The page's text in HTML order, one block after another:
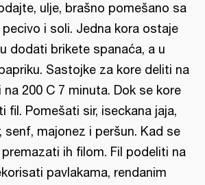
ulje, brašno pomešano sa
i soli. Jedna kora ostaje
dodati brikete spanaća, a u
Sastojke za kore deliti na
na 200 C 7 minuta. Dok se kore
fil. Pomešati sir, iseckana jaja,
senf, majonez i peršun. Kad se
ih filom. Fil podeliti na
pavlakama, rendanim